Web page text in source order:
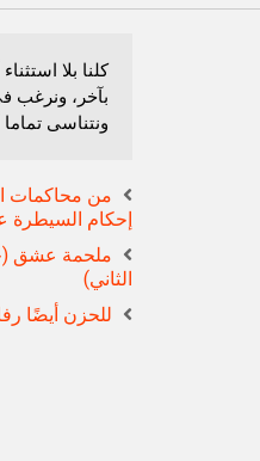
كلنا بلا
بآخر، ونرغب
ونتناسى
من محاكمات
إحكام السيطرة
ملحمة عشق
الثاني)
للحزن أيضًا